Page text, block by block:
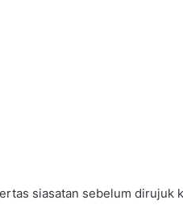
siasatan sebelum dirujuk